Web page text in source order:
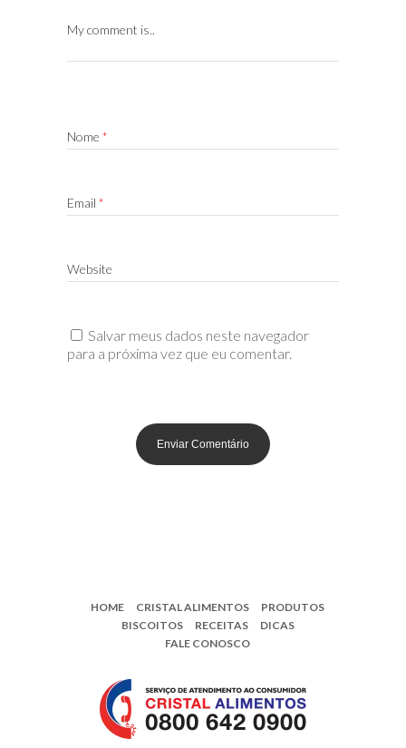
My comment is..
Nome *
Email *
Website
Salvar meus dados neste navegador
para a próxima vez que eu comentar.
HOME CRISTAL ALIMENTOS
PRODUTOS
BISCOITOS
RECEITAS
DICAS
FALE CONOSCO